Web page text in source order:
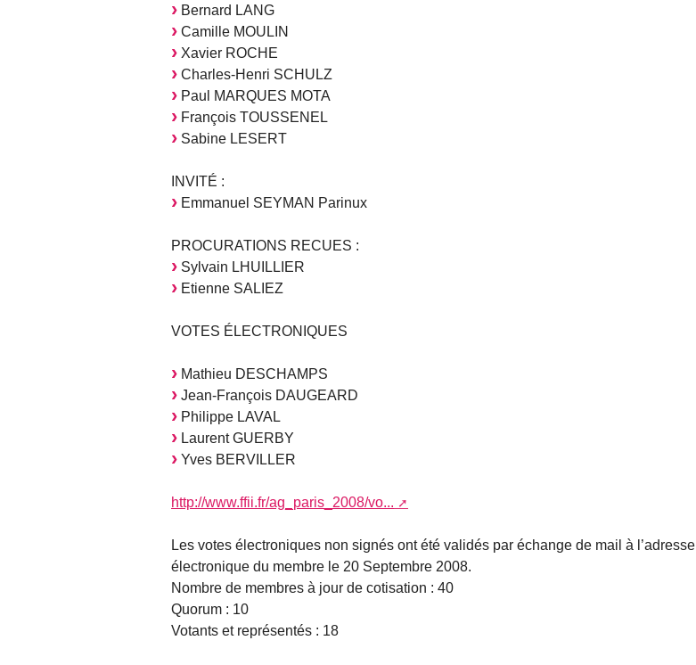
Bernard LANG
Camille MOULIN
Xavier ROCHE
Charles-Henri SCHULZ
Paul MARQUES MOTA
François TOUSSENEL
Sabine LESERT
INVITÉ :
Emmanuel SEYMAN Parinux
PROCURATIONS RECUES :
Sylvain LHUILLIER
Etienne SALIEZ
VOTES ÉLECTRONIQUES
Mathieu DESCHAMPS
Jean-François DAUGEARD
Philippe LAVAL
Laurent GUERBY
Yves BERVILLER
http://www.ffii.fr/ag_paris_2008/vo...
Les votes électroniques non signés ont été validés par échange de mail à l’adresse
électronique du membre le 20 Septembre 2008.
Nombre de membres à jour de cotisation : 40
Quorum : 10
Votants et représentés : 18